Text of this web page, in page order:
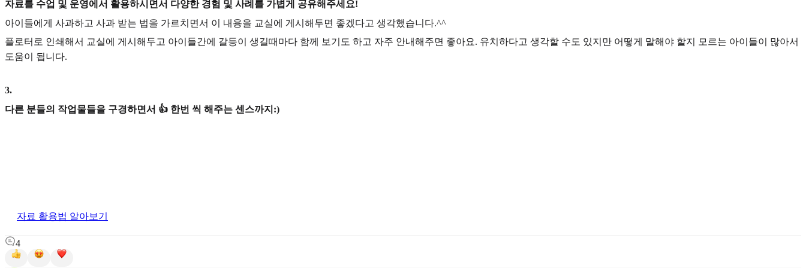
자료를 수업 및 운영에서 활용하시면서 다양한 경험 및 사례를 가볍게 공유해주세요!
아이들에게 사과하고 사과 받는 법을 가르치면서 이 내용을 교실에 게시해두면 좋겠다고 생각했습니다.^^
플로터로 인쇄해서 교실에 게시해두고 아이들간에 갈등이 생길때마다 함께 보기도 하고 자주 안내해주면 좋아요. 유치하다고 생각할 수도 있지만 어떻게 말해야 할지 모르는 아이들이 많아서
도움이 됩니다.
3.
다른 분들의 작업물들을 구경하면서 👍 한번 씩 해주는 센스까지:)
자료 활용법 알아보기
4